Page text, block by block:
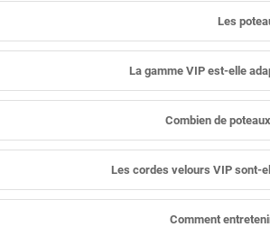
Les
La gamme VIP est-elle
Combien de
Les cordes velours VIP sont-
Comment